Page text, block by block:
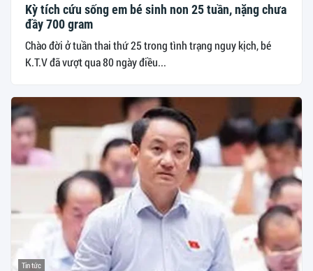
Kỳ tích cứu sống em bé sinh non 25 tuần, nặng chưa
đầy 700 gram
Chào đời ở tuần thai thứ 25 trong tình trạng nguy kịch, bé
K.T.V đã vượt qua 80 ngày điều...
Tin tức